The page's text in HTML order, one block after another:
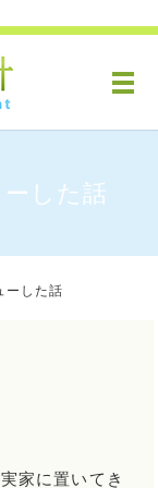
メ
した話
ーした話
家に置いてき